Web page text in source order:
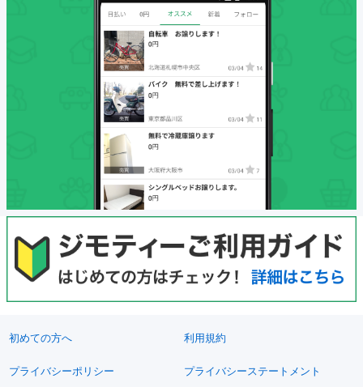
初めての方へ 利用規約
プライバシーポリシー プライバシーステートメント